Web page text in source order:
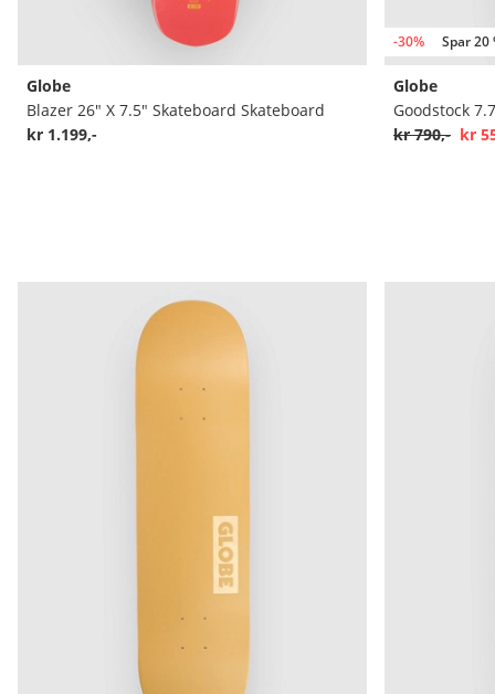
Globe
Blazer 26" X 7.5" Skateboard Skateboard
kr 1.199,-
-30% Spar
Globe
Goodstock
kr 790,- kr